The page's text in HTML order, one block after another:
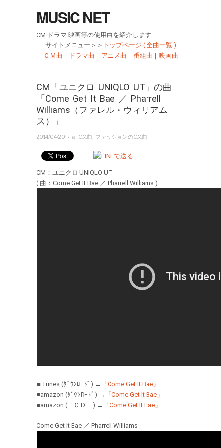
MUSIC NET
CM ドラマ 映画等の使用曲を紹介します
サイトメニュー＞＞ トップページ ( 全曲一覧 )
ＣＭ曲 ｜ ドラマ曲 ｜ アニメ曲 ｜ 番組曲 ｜ 映画曲
CM「ユニクロ UNIQLO UT」の曲
「Come Get It Bae ／ Pharrell
Williams（ファレル・ウィリアム
ス）」
2014/04/20 · in CM曲, ファッションのCM曲
CM：ユニクロ UNIQLO UT
( 曲：Come Get It Bae ／ Pharrell Williams )
■iTunes (ﾀﾞｳﾝﾛｰﾄﾞ) → 「Come Get It Bae」
■amazon (ﾀﾞｳﾝﾛｰﾄﾞ) → 「Come Get It Bae」
■amazon ( ＣＤ ) → 「Come Get It Bae」
Come Get It Bae ／ Pharrell Williams